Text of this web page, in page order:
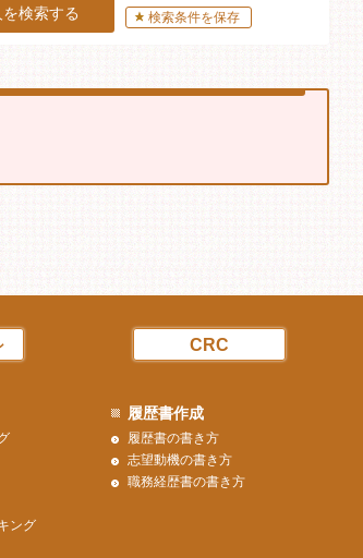
検索条件を保存
ング
CRC
履歴書作成
履歴書の書き方
志望動機の書き方
職務経歴書の書き方